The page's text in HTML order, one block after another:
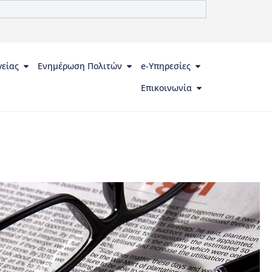
Ενημέρωση Πολιτών
e-Υπηρεσίες
Επικοινωνία